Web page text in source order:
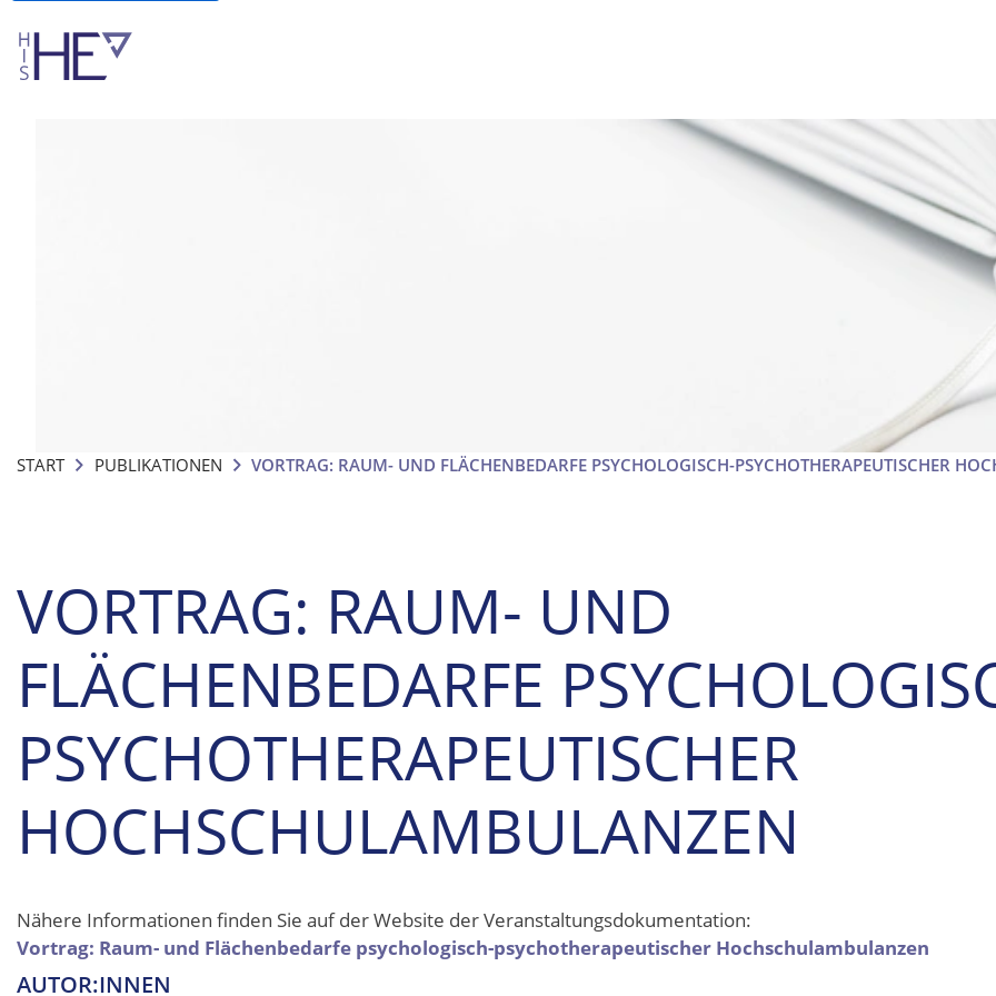
START PUBLIKATIONEN VORTRAG: RAUM- UND FLÄCHENBEDARFE PSYCHOLOGISCH-PSYCHOTHERAPEUTISCHER
VORTRAG: RAUM- UND
FLÄCHENBEDARFE
PSYCHOTHERAPEUTISCHER
HOCHSCHULAMBULANZEN
Nähere Informationen finden Sie auf der Website der Veranstaltungsdokumentation:
Vortrag: Raum- und Flächenbedarfe psychologisch-psychotherapeutischer Hochschulambulanzen
AUTOR:INNEN